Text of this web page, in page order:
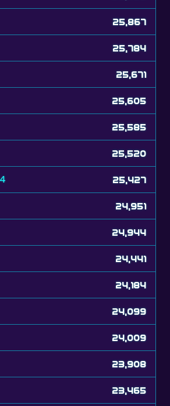
25,784
25,671
25,605
25,585
25,520
25,427
24,951
24,944
24,441
24,184
24,099
24,009
23,908
23,465
23,033